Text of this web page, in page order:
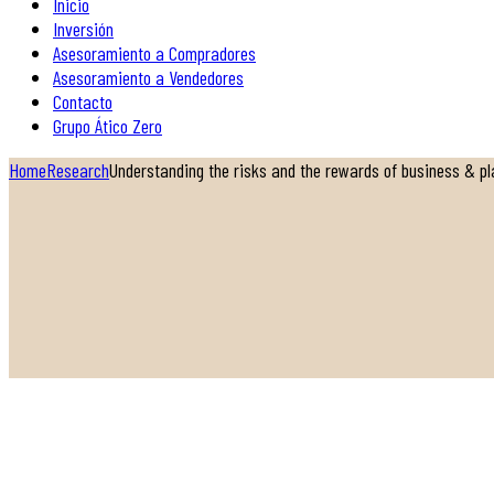
Inversión
Asesoramiento a Compradores
Asesoramiento a Vendedores
Contacto
Grupo Ático Zero
HomeResearchUnderstanding the risks and the rewards of business &